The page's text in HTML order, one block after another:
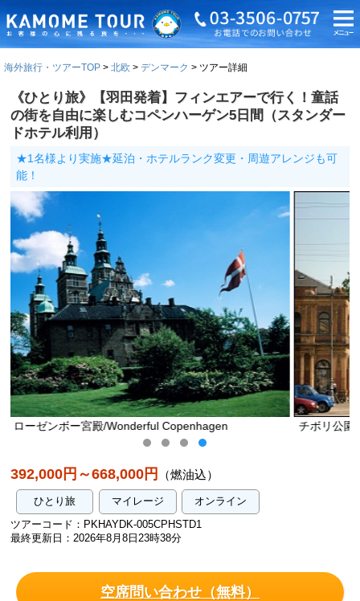
海外旅行・ツアーTOP 北欧 デンマーク ツアー詳細
《ひとり旅》【羽田発着】フィンエアーで行く！童話
の街を自由に楽しむコペンハーゲン5日間（スタンダー
ドホテル利用）
★1名様より実施★延泊・ホテルランク変更・周遊アレンジも可
能！
チボリ公園 エントランス/Tivoli/WONDERFUL
392,000円～668,000円 （燃油込）
ひとり旅 マイレージ
オンライン
ツアーコード：PKHAYDK-005CPHSTD1
最終更新日：2026年8月8日23時38分
空席問い合わせ（無料）